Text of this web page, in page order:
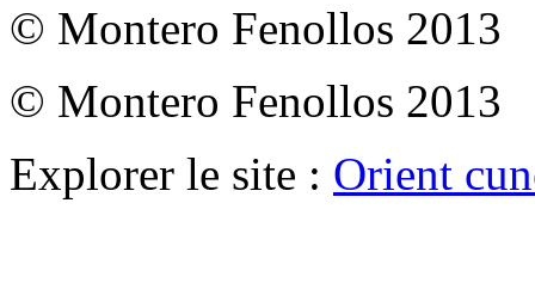
© Montero Fenollos 2013
© Montero Fenollos 2013
Explorer le site : Orient